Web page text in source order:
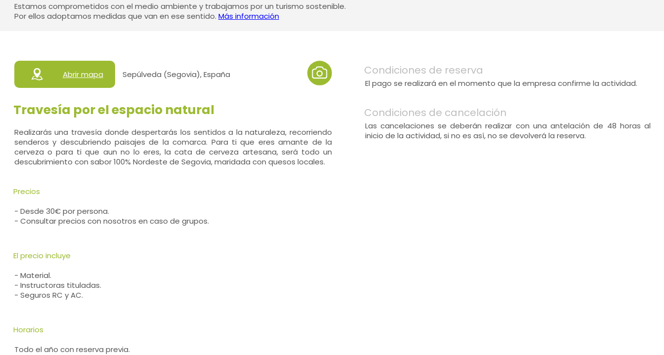
Estamos comprometidos con el medio ambiente y trabajamos por un turismo sostenible.
Por ellos adoptamos medidas que van en ese sentido. Más información
Abrir mapa Sepúlveda (Segovia), España
Travesía por el espacio natural
Realizarás una travesía donde despertarás los sentidos a la naturaleza, recorriendo
senderos y descubriendo paisajes de la comarca. Para ti que eres amante de la
cerveza o para ti que aun no lo eres, la cata de cerveza artesana, será todo un
descubrimiento con sabor 100% Nordeste de Segovia, maridada con quesos locales.
Precios
- Desde 30€ por persona.
- Consultar precios con nosotros en caso de grupos.
El precio incluye
- Material.
- Instructoras tituladas.
- Seguros RC y AC.
Horarios
Todo el año con reserva previa.
Condiciones de reserva
El pago se realizará en el momento que la empresa confirme la actividad.
Condiciones de cancelación
Las cancelaciones se deberán realizar con una antelación de 48 horas al
inicio de la actividad, si no es así, no se devolverá la reserva.